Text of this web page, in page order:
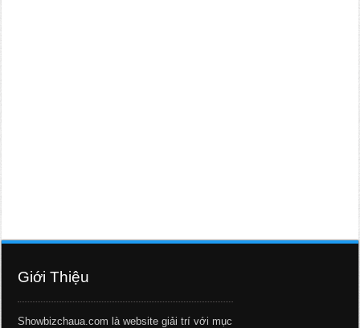
Giới Thiệu
Showbizchaua.com là website giải trí với mục